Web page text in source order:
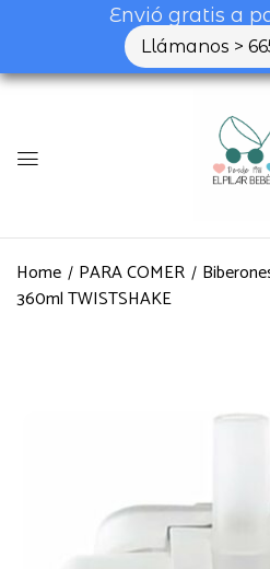
Envió gratis a
Llámanos >
Home PARA COMER
360ml TWISTSHAKE